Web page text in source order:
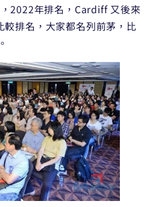
2022年排名，Cardiff 又後來
較排名，大家都名列前茅，比